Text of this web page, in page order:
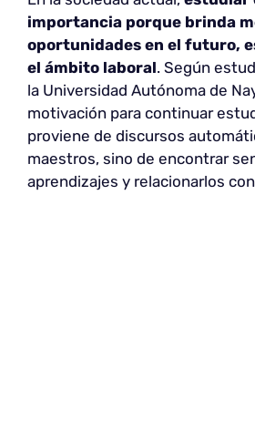
importancia porque brinda
oportunidades en el futuro,
el ámbito laboral. Según
la Universidad Autónoma de
motivación para continuar
proviene de discursos
maestros, sino de encontrar
aprendizajes y relacionarlos